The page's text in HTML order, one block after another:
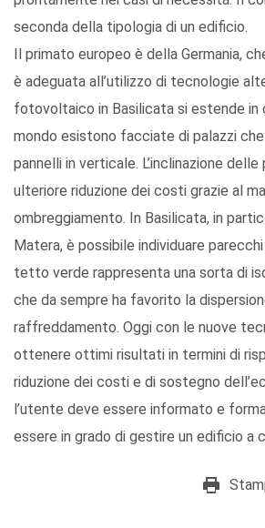
seconda della tipologia di un edificio.
Il primato europeo è della Germania,
è adeguata all’utilizzo di tecnologie
fotovoltaico in Basilicata si estende in
mondo esistono facciate di palazzi
pannelli in verticale. L’inclinazione
ulteriore riduzione dei costi grazie al
ombreggiamento. In Basilicata, in
Matera, è possibile individuare parecchi
tetto verde rappresenta una sorta di
che da sempre ha favorito la
raffreddamento. Oggi con le nuove
ottenere ottimi risultati in termini di
riduzione dei costi e di sostegno
l’utente deve essere informato e
essere in grado di gestire un edificio a